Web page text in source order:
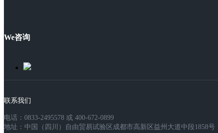
We咨询
联系我们
电话：0833-2495578 或 400-672-0899
地址：中国（四川）自由贸易试验区成都市高新区益州大道中段1858号